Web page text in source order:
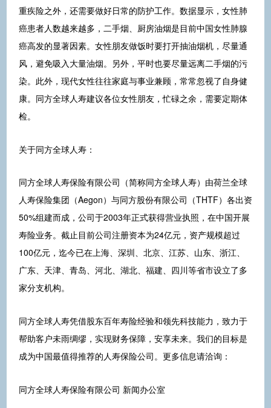
重疾险之外，还需要做好日常的防护工作。数据显示，女性肺
癌患者人数越来越多，二手烟、厨房油烟是目前中国女性肺腺
癌高发的显著因素。女性朋友做饭时要打开抽油烟机，尽量通
风，避免吸入大量油烟。另外，平时也要尽量远离二手烟的污
染。此外，现代女性往往家庭与事业兼顾，常常忽视了自身健
康。同方全球人寿建议各位女性朋友，忙碌之余，需要定期体
检。
关于同方全球人寿：
同方全球人寿保险有限公司（简称同方全球人寿）由荷兰全球
人寿保险集团（Aegon）与同方股份有限公司（THTF）各出资
50%组建而成，公司于2003年正式获得营业执照，在中国开展
寿险业务。截止目前公司注册资本为24亿元，资产规模超过
100亿元，迄今已在上海、深圳、北京、江苏、山东、浙江、
广东、天津、青岛、河北、湖北、福建、四川等省市设立了多
家分支机构。
同方全球人寿凭借股东百年寿险经验和领先科技能力，致力于
帮助客户未雨绸缪，实现财务保障，安享未来。我们的目标是
成为中国最值得推荐的人寿保险公司。更多信息请洽询：
同方全球人寿保险有限公司 新闻办公室